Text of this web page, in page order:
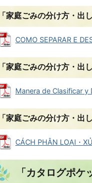
「家庭ごみの分け方・出
COMO SEPARAR E
「家庭ごみの分け方・出
Manera de Clasificar y
「家庭ごみの分け方・出
CÁCH PHÂN LOẠI・
「カタログポケ